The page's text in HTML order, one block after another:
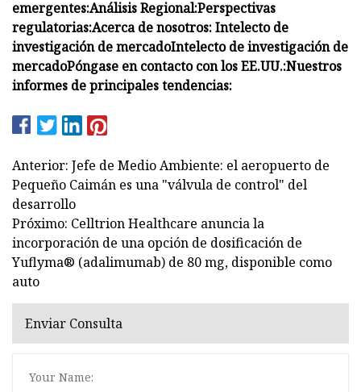
emergentes:Análisis Regional:Perspectivas
regulatorias:Acerca de nosotros: Intelecto de
investigación de mercadoIntelecto de investigación de
mercadoPóngase en contacto con los EE.UU.:Nuestros
informes de principales tendencias:
Anterior: Jefe de Medio Ambiente: el aeropuerto de
Pequeño Caimán es una "válvula de control" del
desarrollo
Próximo: Celltrion Healthcare anuncia la
incorporación de una opción de dosificación de
Yuflyma® (adalimumab) de 80 mg, disponible como
auto
Enviar Consulta